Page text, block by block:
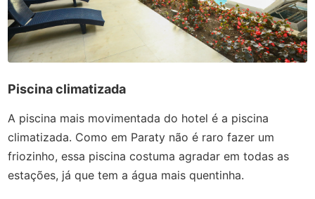
Piscina climatizada
A piscina mais movimentada do hotel é a piscina
climatizada. Como em Paraty não é raro fazer um
friozinho, essa piscina costuma agradar em todas as
estações, já que tem a água mais quentinha.